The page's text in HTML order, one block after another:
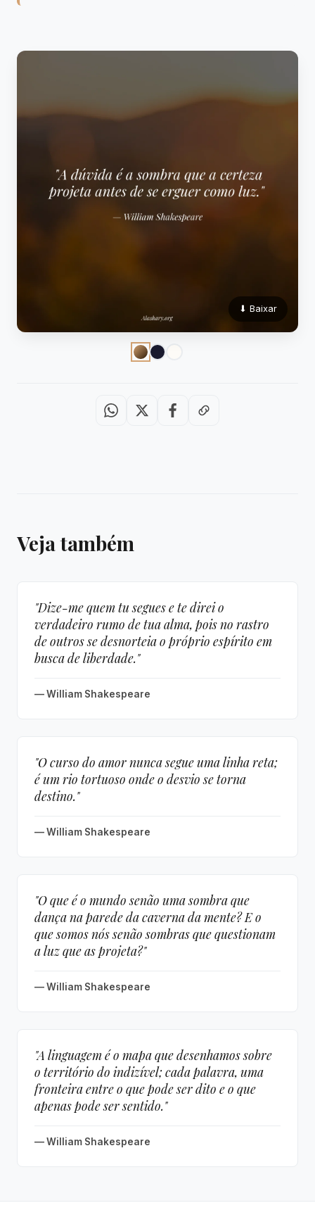
⬇ Baixar
Veja também
"Dize-me quem tu segues e te direi o
verdadeiro rumo de tua alma, pois no rastro
de outros se desnorteia o próprio espírito em
busca de liberdade."
— William Shakespeare
"O curso do amor nunca segue uma linha reta;
é um rio tortuoso onde o desvio se torna
destino."
— William Shakespeare
"O que é o mundo senão uma sombra que
dança na parede da caverna da mente? E o
que somos nós senão sombras que questionam
a luz que as projeta?"
— William Shakespeare
"A linguagem é o mapa que desenhamos sobre
o território do indizível; cada palavra, uma
fronteira entre o que pode ser dito e o que
apenas pode ser sentido."
— William Shakespeare